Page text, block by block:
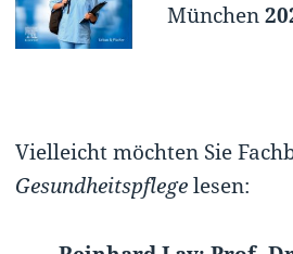
München
Vielleicht möchten Sie
Gesundheitspflegelesen: